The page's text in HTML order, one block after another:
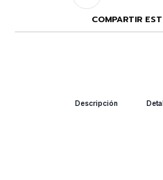
COMPARTIR
Descripción